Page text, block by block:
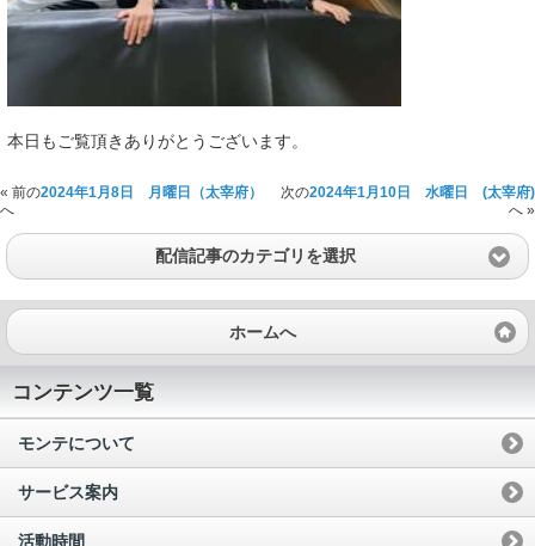
本日もご覧頂きありがとうございます。
« 前の2024年1月8日 月曜日（太宰府）
へ
次の2024年1月10日 水曜日 (太宰府)
へ »
配信記事のカテゴリを選択
ホームへ
コンテンツ一覧
モンテについて
サービス案内
活動時間